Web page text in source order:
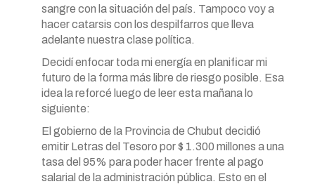
sangre con la situación del país. Tampoco voy a
hacer catarsis con los despilfarros que lleva
adelante nuestra clase política.
Decidí enfocar toda mi energía en planificar mi
futuro de la forma más libre de riesgo posible. Esa
idea la reforcé luego de leer esta mañana lo
siguiente:
El gobierno de la Provincia de Chubut decidió
emitir Letras del Tesoro por $ 1.300 millones a una
tasa del 95% para poder hacer frente al pago
salarial de la administración pública. Esto en el